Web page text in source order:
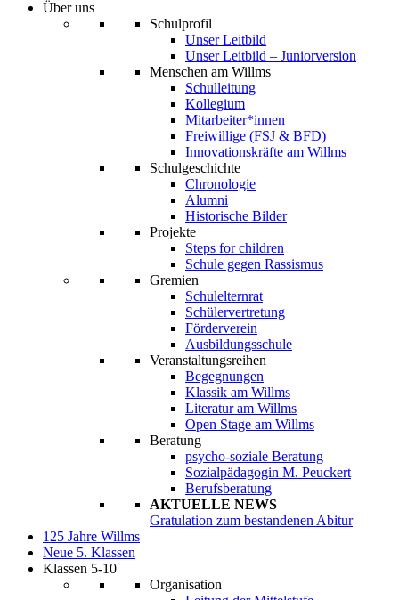
Über uns
Schulprofil
Unser Leitbild
Unser Leitbild – Juniorversion
Menschen am Willms
Schulleitung
Kollegium
Mitarbeiter*innen
Freiwillige (FSJ & BFD)
Innovationskräfte am Willms
Schulgeschichte
Chronologie
Alumni
Historische Bilder
Projekte
Steps for children
Schule gegen Rassismus
Gremien
Schulelternrat
Schülervertretung
Förderverein
Ausbildungsschule
Veranstaltungsreihen
Begegnungen
Klassik am Willms
Literatur am Willms
Open Stage am Willms
Beratung
psycho-soziale Beratung
Sozialpädagogin M. Peuckert
Berufsberatung
AKTUELLE NEWS
Gratulation zum bestandenen Abitur
125 Jahre Willms
Neue 5. Klassen
Klassen 5-10
Organisation